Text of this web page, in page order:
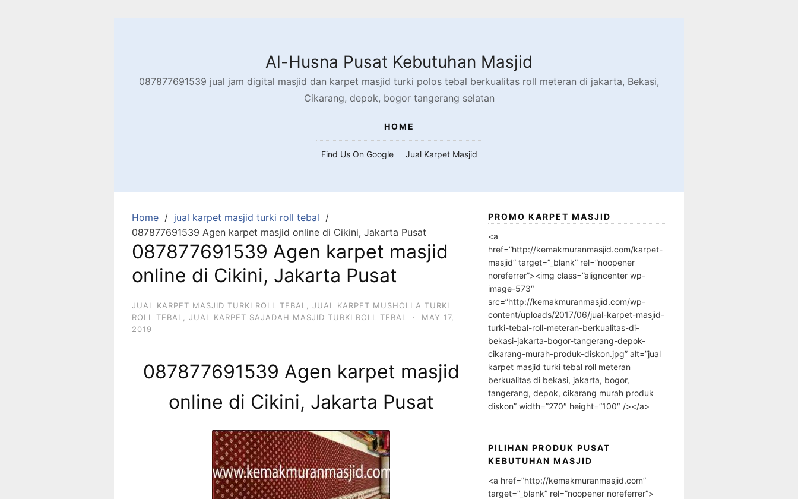
Al-Husna Pusat Kebutuhan Masjid
087877691539 jual jam digital masjid dan karpet masjid turki polos tebal berkualitas roll meteran di jakarta, Bekasi,
Cikarang, depok, bogor tangerang selatan
HOME
Find Us On Google Jual Karpet Masjid
Home
jual karpet masjid turki roll tebal
087877691539 Agen karpet masjid online di Cikini, Jakarta Pusat
087877691539 Agen karpet masjid
online di Cikini, Jakarta Pusat
JUAL KARPET MASJID TURKI ROLL TEBAL
JUAL KARPET MUSHOLLA TURKI
ROLL TEBAL
JUAL KARPET SAJADAH MASJID TURKI ROLL TEBAL ·
MAY 17,
2019
087877691539 Agen karpet masjid
online di Cikini, Jakarta Pusat
PROMO KARPET MASJID
<a
href=”http://kemakmuranmasjid.com/karpet-
masjid” target=”_blank” rel=”noopener
noreferrer”><img class=”aligncenter wp-
image-573″
src=”http://kemakmuranmasjid.com/wp-
content/uploads/2017/06/jual-karpet-masjid-
turki-tebal-roll-meteran-berkualitas-di-
bekasi-jakarta-bogor-tangerang-depok-
cikarang-murah-produk-diskon.jpg” alt=”jual
karpet masjid turki tebal roll meteran
berkualitas di bekasi, jakarta, bogor,
tangerang, depok, cikarang murah produk
diskon” width=”270″ height=”100″ /></a>
PILIHAN PRODUK PUSAT
KEBUTUHAN MASJID
<a href=”http://kemakmuranmasjid.com”
target=”_blank” rel=”noopener noreferrer”>